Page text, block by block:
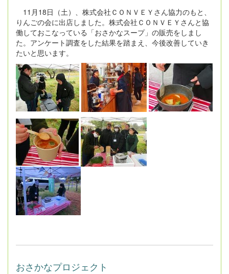
11月18日（土）、株式会社ＣＯＮＶＥＹさん協力のもと、
りんごの会に出店しました。株式会社ＣＯＮＶＥＹさんと協
働しておこなっている「おさかなスープ」の販売をしまし
た。アンケート調査をした結果を踏まえ、今後改善していき
たいと思います。
おさかなプロジェクト